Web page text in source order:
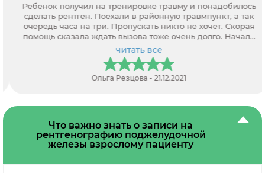
Ребенок получил на тренировке травму и понадобилось
сделать рентген. Поехали в районную травмпункт, а так
очередь часа на три. Пропускать никто не хочет. Скорая
помощь сказала ждать вызова тоже очень долго. Начали
звонить частным клиникам, а так требуют направление. В
итоге только через вас нашли возможность записаться.
Оператор все рассказала, как, где и какие документы
потребуются. Спасибо за помощь.
читать все
Ольга Резцова - 21.12.2021
Что важно знать о записи на
рентгенографию поджелудочной
железы взрослому пациенту